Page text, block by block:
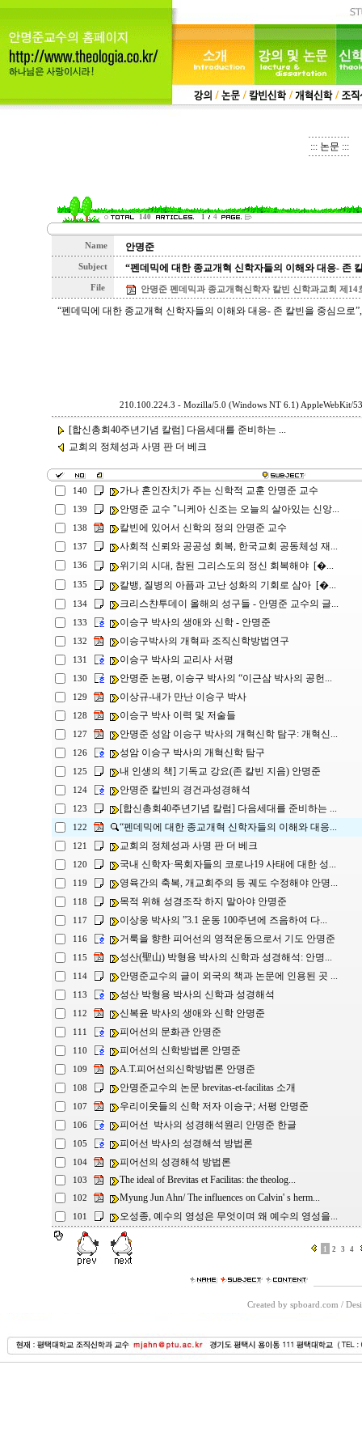
::: 논문 :::
140 1 4
Name 안명준
Subject “펜데믹에 대한 종교개혁 신학자들의 이해와 대응- 존
File 안명준 펜데믹과 종교개혁신학자 칼빈 신학과교회 제
“펜데믹에 대한 종교개혁 신학자들의 이해와 대응- 존 칼빈을 중심으로
210.100.224.3 - Mozilla/5.0 (Windows NT 6.1) AppleWebKit/
[합신총회40주년기념 칼럼] 다음세대를 준비하는 ...
교회의 정체성과 사명 판 더 베크
140 가나 혼인잔치가 주는 신학적 교훈 안명준 교수
139 안명준 교수 "니케아 신조는 오늘의 살아있는 신앙...
138 칼빈에 있어서 신학의 정의 안명준 교수
137 사회적 신뢰와 공공성 회복, 한국교회 공동체성 재...
136 위기의 시대, 참된 그리스도의 정신 회복해야 [�...
135 칼뱅, 질병의 아픔과 고난 성화의 기회로 삼아 [�...
134 크리스챤투데이 올해의 성구들 - 안명준 교수의 글...
133 이승구 박사의 생애와 신학 - 안명준
132 이승구박사의 개혁파 조직신학방법연구
131 이승구 박사의 교리사 서평
130 안명준 논평, 이승구 박사의 “이근삼 박사의 공헌...
129 이상규-내가 만난 이승구 박사
128 이승구 박사 이력 및 저술들
127 안명준 성암 이승구 박사의 개혁신학 탐구: 개혁신...
126 성암 이승구 박사의 개혁신학 탐구
125 내 인생의 책] 기독교 강요(존 칼빈 지음) 안명준
124 안명준 칼빈의 경건과성경해석
123 [합신총회40주년기념 칼럼] 다음세대를 준비하는 ...
122 “펜데믹에 대한 종교개혁 신학자들의 이해와 대응...
121 교회의 정체성과 사명 판 더 베크
120 국내 신학자·목회자들의 코로나19 사태에 대한 성...
119 영육간의 축복, 개교회주의 등 궤도 수정해야 안명...
118 목적 위해 성경조작 하지 말아야 안명준
117 이상웅 박사의 ”3.1 운동 100주년에 즈음하여 다...
116 거룩을 향한 피어선의 영적운동으로서 기도 안명준
115 성산(聖山) 박형용 박사의 신학과 성경해석: 안명...
114 안명준교수의 글이 외국의 책과 논문에 인용된 곳 ...
113 성산 박형용 박사의 신학과 성경해석
112 신복윤 박사의 생애와 신학 안명준
111 피어선의 문화관 안명준
110 피어선의 신학방법론 안명준
109 A.T.피어선의신학방법론 안명준
108 안명준교수의 논문 brevitas-et-facilitas 소개
107 우리이웃들의 신학 저자 이승구; 서평 안명준
106 피어선 박사의 성경해석원리 안명준 한글
105 피어선 박사의 성경해석 방법론
104 피어선의 성경해석 방법론
103 The ideal of Brevitas et Facilitas: the theolog...
102 Myung Jun Ahn/ The influences on Calvin' s herm...
101 오성종, 예수의 영성은 무엇이며 왜 예수의 영성을...
1 2 3 4
Created by spboard.com /